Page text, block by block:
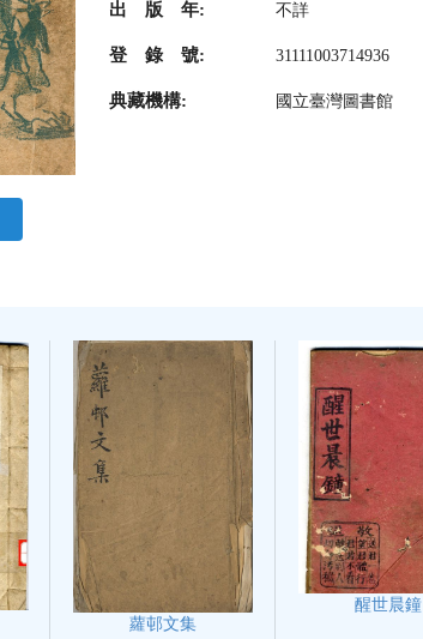
出 版 年: 不詳
登 錄 號: 31111003714936
典藏機構: 國立臺灣圖書館
蘿邨文集
醒世晨鐘